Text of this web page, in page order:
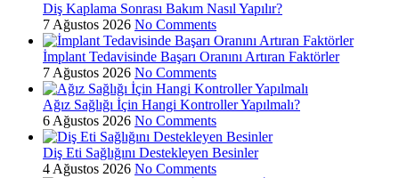
Diş Kaplama Sonrası Bakım Nasıl Yapılır?
7 Ağustos 2026 No Comments
İmplant Tedavisinde Başarı Oranını Artıran Faktörler
7 Ağustos 2026 No Comments
Ağız Sağlığı İçin Hangi Kontroller Yapılmalı?
6 Ağustos 2026 No Comments
Diş Eti Sağlığını Destekleyen Besinler
4 Ağustos 2026 No Comments